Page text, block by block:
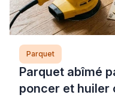
Parquet
Parquet abîmé
poncer et huiler